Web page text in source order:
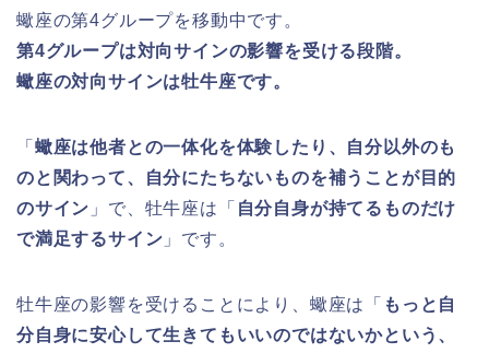
蠍座の第4グループを移動中です。
第4グループは対向サインの影響を受ける段階。
蠍座の対向サインは牡牛座です。
「 蠍座は他者との一体化を体験したり、自分以外のも
のと関わって、自分にたちないものを補うことが目的
のサイン 」で、牡牛座は「 自分自身が持てるものだけ
で満足するサイン 」です。
牡牛座の影響を受けることにより、蠍座は「 もっと自
分自身に安心して生きてもいいのではないかという、